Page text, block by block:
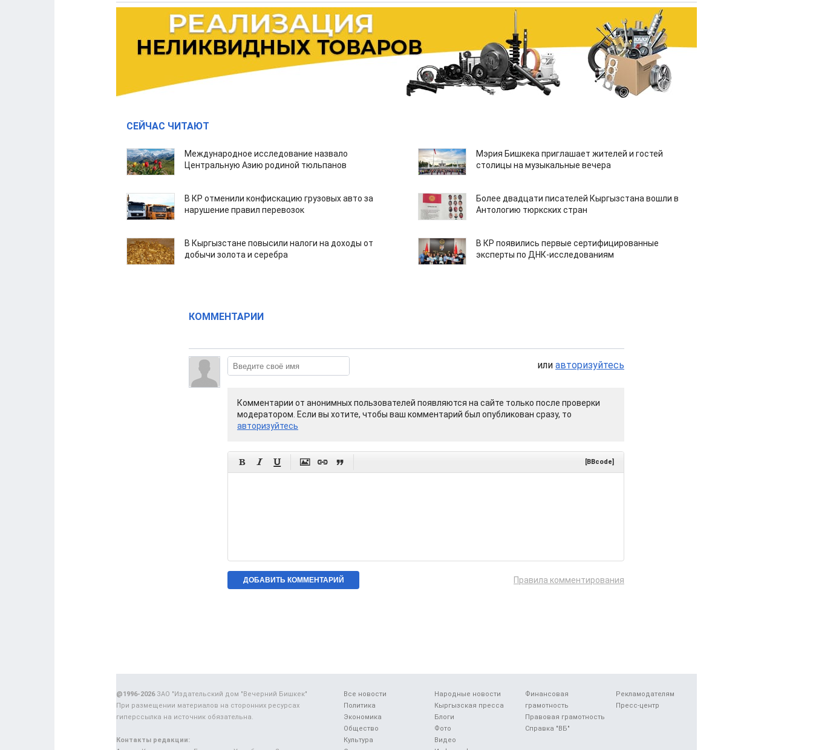
СЕЙЧАС ЧИТАЮТ
Международное исследование назвало
Центральную Азию родиной тюльпанов
Мэрия Бишкека приглашает жителей и гостей
столицы на музыкальные вечера
В КР отменили конфискацию грузовых авто за
нарушение правил перевозок
Более двадцати писателей Кыргызстана вошли в
Антологию тюркских стран
В Кыргызстане повысили налоги на доходы от
добычи золота и серебра
В КР появились первые сертифицированные
эксперты по ДНК-исследованиям
КОММЕНТАРИИ
или авторизуйтесь
Комментарии от анонимных пользователей появляются на сайте только после проверки
модератором. Если вы хотите, чтобы ваш комментарий был опубликован сразу, то
авторизуйтесь
      [BBcode]
Правила комментирования
Все новости
Политика
Экономика
Общество
Культура
Народные новости
Кыргызская пресса
Блоги
Фото
Видео
Финансовая
грамотность
Правовая грамотность
Справка "ВБ"
Рекламодателям
Пресс-центр
@1996-2026ЗАО "Издательский дом "Вечерний Бишкек"
При размещении материалов на сторонних ресурсах
гиперссылка на источник обязательна.
Контакты редакции: